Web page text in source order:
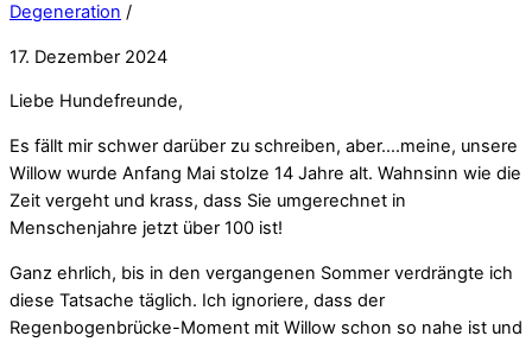
Degeneration /
17. Dezember 2024
Liebe Hundefreunde,
Es fällt mir schwer darüber zu schreiben, aber….meine, unsere
Willow wurde Anfang Mai stolze 14 Jahre alt. Wahnsinn wie die
Zeit vergeht und krass, dass Sie umgerechnet in
Menschenjahre jetzt über 100 ist!
Ganz ehrlich, bis in den vergangenen Sommer verdrängte ich
diese Tatsache täglich. Ich ignoriere, dass der
Regenbogenbrücke-Moment mit Willow schon so nahe ist und